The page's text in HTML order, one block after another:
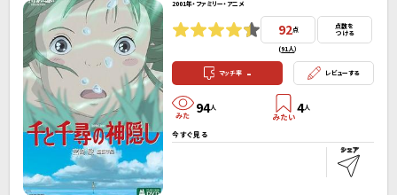
2001年・ファミリー・アニメ
92点
(91人）
点数を
つける
マッチ率 - レビューする
94人 4人
今すぐ見る